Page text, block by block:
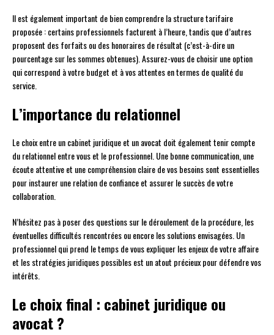
Il est également important de bien comprendre la structure tarifaire
proposée : certains professionnels facturent à l’heure, tandis que d’autres
proposent des forfaits ou des honoraires de résultat (c’est-à-dire un
pourcentage sur les sommes obtenues). Assurez-vous de choisir une option
qui correspond à votre budget et à vos attentes en termes de qualité du
service.
L’importance du relationnel
Le choix entre un cabinet juridique et un avocat doit également tenir compte
du relationnel entre vous et le professionnel. Une bonne communication, une
écoute attentive et une compréhension claire de vos besoins sont essentielles
pour instaurer une relation de confiance et assurer le succès de votre
collaboration.
N’hésitez pas à poser des questions sur le déroulement de la procédure, les
éventuelles difficultés rencontrées ou encore les solutions envisagées. Un
professionnel qui prend le temps de vous expliquer les enjeux de votre affaire
et les stratégies juridiques possibles est un atout précieux pour défendre vos
intérêts.
Le choix final : cabinet juridique ou
avocat ?